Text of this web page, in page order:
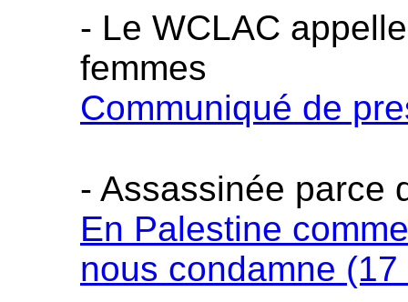
- Le WCLAC
femmes
Communiqué de
- Assassinée parce
En Palestine
nous condamne